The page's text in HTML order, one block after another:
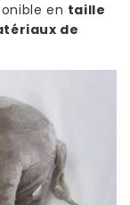
en taille
de